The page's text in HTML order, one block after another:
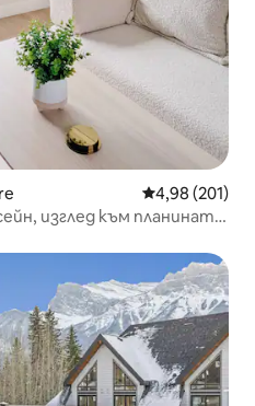
Средна
4,98 (201)
изглед към планината,